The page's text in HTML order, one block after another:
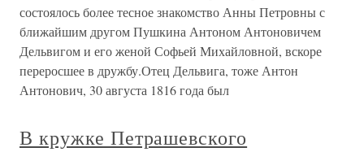
состоялось более тесное знакомство Анны Петровны с
ближайшим другом Пушкина Антоном Антоновичем
Дельвигом и его женой Софьей Михайловной, вскоре
переросшее в дружбу.Отец Дельвига, тоже Антон
Антонович, 30 августа 1816 года был
В кружке Петрашевского